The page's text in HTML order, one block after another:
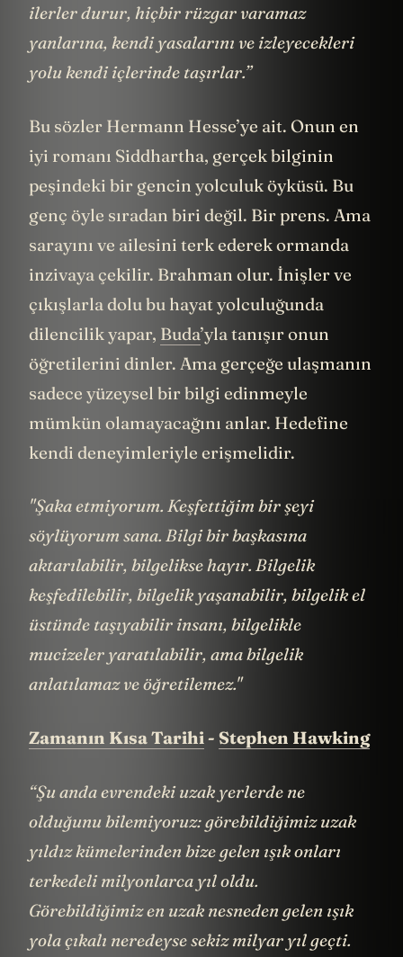
ilerler durur, hiçbir rüzgar varamaz
yanlarına, kendi yasalarını ve izleyecekleri
yolu kendi içlerinde taşırlar.”
Bu sözler Hermann Hesse’ye ait. Onun en
iyi romanı Siddhartha, gerçek bilginin
peşindeki bir gencin yolculuk öyküsü. Bu
genç öyle sıradan biri değil. Bir prens. Ama
sarayını ve ailesini terk ederek ormanda
inzivaya çekilir. Brahman olur. İnişler ve
çıkışlarla dolu bu hayat yolculuğunda
dilencilik yapar, Buda’yla tanışır onun
öğretilerini dinler. Ama gerçeğe ulaşmanın
sadece yüzeysel bir bilgi edinmeyle
mümkün olamayacağını anlar. Hedefine
kendi deneyimleriyle erişmelidir.
"Şaka etmiyorum. Keşfettiğim bir şeyi
söylüyorum sana. Bilgi bir başkasına
aktarılabilir, bilgelikse hayır. Bilgelik
keşfedilebilir, bilgelik yaşanabilir, bilgelik el
üstünde taşıyabilir insanı, bilgelikle
mucizeler yaratılabilir, ama bilgelik
anlatılamaz ve öğretilemez."
Zamanın Kısa Tarihi- Stephen Hawking
“Şu anda evrendeki uzak yerlerde ne
olduğunu bilemiyoruz: görebildiğimiz uzak
yıldız kümelerinden bize gelen ışık onları
terkedeli milyonlarca yıl oldu.
Görebildiğimiz en uzak nesneden gelen ışık
yola çıkalı neredeyse sekiz milyar yıl geçti.